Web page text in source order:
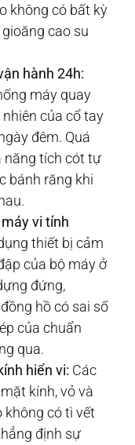
không có bất kỳ
cao su
hành 24h:
máy quay
của cổ tay
đêm. Quá
năng tích cót tự
bánh răng khi
vi tính
thiết bị cảm
của bộ máy ở
đứng,
hồ có sai số
của chuẩn
qua.
hiển vi: Các
kính, vỏ và
không có tì vết
định sự